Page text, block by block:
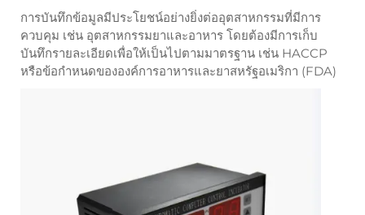
การบันทึกข้อมูลมีประโยชน์อย่างยิ่งต่ออุตสาหกรรมที่มีการ
ควบคุม เช่น อุตสาหกรรมยาและอาหาร โดยต้องมีการเก็บ
บันทึกรายละเอียดเพื่อให้เป็นไปตามมาตรฐาน เช่น HACCP
หรือข้อกำหนดขององค์การอาหารและยาสหรัฐอเมริกา (FDA)